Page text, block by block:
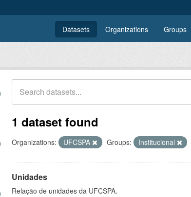
Datasets Organizations Groups
1 dataset found
Organizations: UFCSPA Groups: Institucional
Unidades
Relação de unidades da UFCSPA.